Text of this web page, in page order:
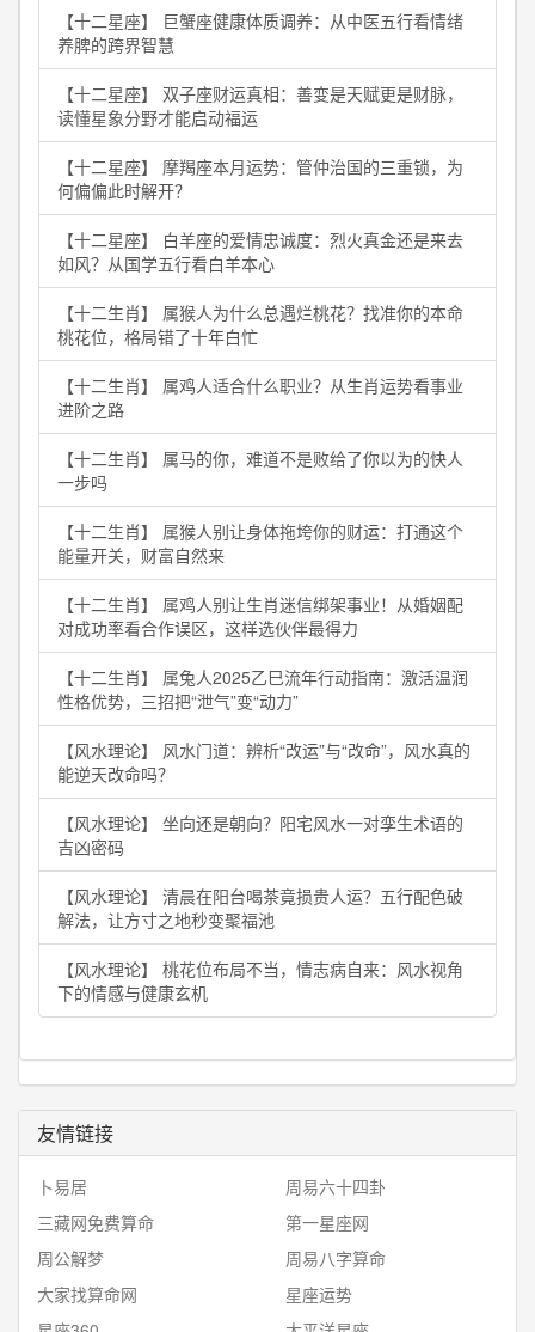
【十二星座】 巨蟹座健康体质调养：从中医五行看情绪
养脾的跨界智慧
【十二星座】 双子座财运真相：善变是天赋更是财脉，
读懂星象分野才能启动福运
【十二星座】 摩羯座本月运势：管仲治国的三重锁，为
何偏偏此时解开？
【十二星座】 白羊座的爱情忠诚度：烈火真金还是来去
如风？从国学五行看白羊本心
【十二生肖】 属猴人为什么总遇烂桃花？找准你的本命
桃花位，格局错了十年白忙
【十二生肖】 属鸡人适合什么职业？从生肖运势看事业
进阶之路
【十二生肖】 属马的你，难道不是败给了你以为的快人
一步吗
【十二生肖】 属猴人别让身体拖垮你的财运：打通这个
能量开关，财富自然来
【十二生肖】 属鸡人别让生肖迷信绑架事业！从婚姻配
对成功率看合作误区，这样选伙伴最得力
【十二生肖】 属兔人2025乙巳流年行动指南：激活温润
性格优势，三招把“泄气”变“动力”
【风水理论】 风水门道：辨析“改运”与“改命”，风水真的
能逆天改命吗？
【风水理论】 坐向还是朝向？阳宅风水一对孪生术语的
吉凶密码
【风水理论】 清晨在阳台喝茶竟损贵人运？五行配色破
解法，让方寸之地秒变聚福池
【风水理论】 桃花位布局不当，情志病自来：风水视角
下的情感与健康玄机
友情链接
卜易居
周易六十四卦
三藏网免费算命
第一星座网
周公解梦
周易八字算命
大家找算命网
星座运势